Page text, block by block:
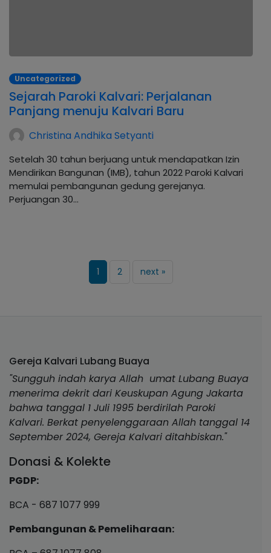
Uncategorized
Sejarah Paroki Kalvari: Perjalanan
Panjang menuju Kalvari Baru
Christina Andhika Setyanti
Setelah 30 tahun berjuang untuk mendapatkan Izin
Mendirikan Bangunan (IMB), tahun 2022 Paroki Kalvari
memulai pembangunan gedung gerejanya.
Perjuangan 30…
1 2 next »
Gereja Kalvari Lubang Buaya
"Sungguh indah karya Allah umat Lubang Buaya
menerima dekrit dari Keuskupan Agung Jakarta
bahwa tanggal 1 Juli 1995 berdirilah Paroki
Kalvari. Berkat penyelenggaraan Allah tanggal 14
September 2024, Gereja Kalvari ditahbiskan."
Donasi & Kolekte
PGDP:
BCA - 687 1077 999
Pembangunan & Pemeliharaan: